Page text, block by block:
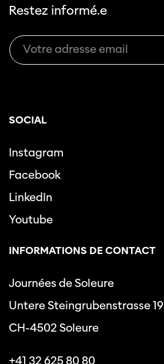
Restez informé.e
SOCIAL
Instagram
Facebook
LinkedIn
Youtube
INFORMATIONS DE CONTACT
Journées de Soleure
Untere Steingrubenstrasse 19
CH-4502 Soleure
+41 32 625 80 80